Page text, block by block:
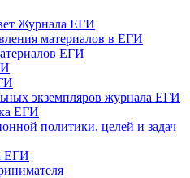
Журнала ЕГИ
материалов в ЕГИ
ЕГИ
экземпляров журнала ЕГИ
ЕГИ
политики, целей и задач
ЕГИ